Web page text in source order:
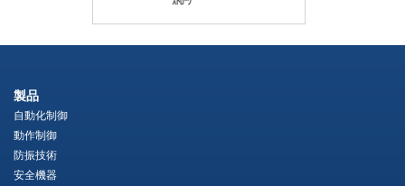
製品
自動化制御
動作制御
防振技術
安全機器